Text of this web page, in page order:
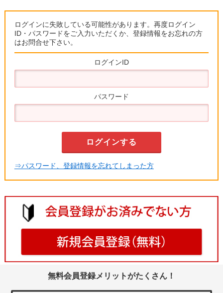
ログインに失敗している可能性があります。再度ログイン
ID・パスワードをご入力いただくか、登録情報をお忘れの方
はお問合せ下さい。
ログインID
パスワード
⇒パスワード、登録情報を忘れてしまった方
無料会員登録メリットがたくさん！